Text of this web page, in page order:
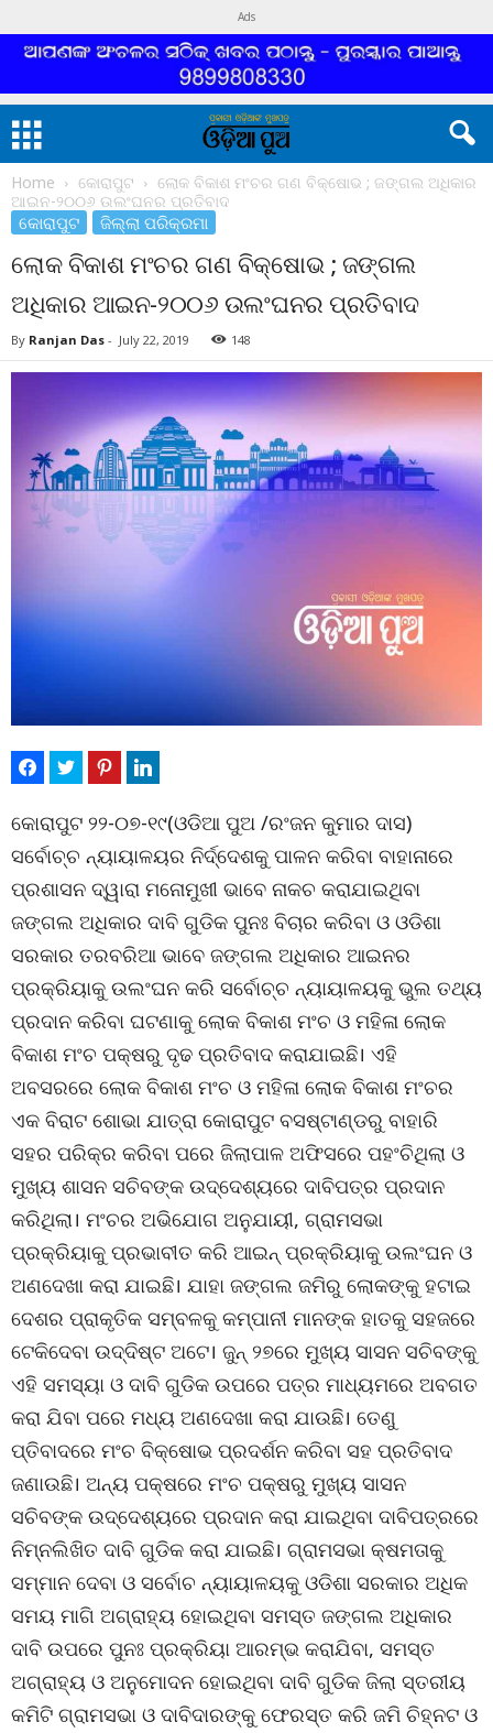
Ads
Home କୋରାପୁଟ
ଲୋକ ବିକାଶ ମଂଚର ଗଣ ବିକ୍ଷୋଭ ; ଜଙ୍ଗଲ ଅଧିକାର
ଆଇନ-୨୦୦୬ ଉଲଂଘନର ପ୍ରତିବାଦ
କୋରାପୁଟ ଜିଲ୍ଲା ପରିକ୍ରମା
ଲୋକ ବିକାଶ ମଂଚର ଗଣ ବିକ୍ଷୋଭ ; ଜଙ୍ଗଲ
ଅଧିକାର ଆଇନ-୨୦୦୬ ଉଲଂଘନର ପ୍ରତିବାଦ
By Ranjan Das - July 22, 2019 148
କୋରାପୁଟ ୨୨-୦୭-୧୯(ଓଡିଆ ପୁଅ /ରଂଜନ କୁମାର ଦାସ)
ସର୍ବୋଚ୍ଚ ନ୍ୟାୟାଳୟର ନିର୍ଦ୍ଦେଶକୁ ପାଳନ କରିବା ବାହାନାରେ
ପ୍ରଶାସନ ଦ୍ୱାରା ମନୋମୁଖୀ ଭାବେ ନାକଚ କରାଯାଇଥିବା
ଜଙ୍ଗଲ ଅଧିକାର ଦାବି ଗୁଡିକ ପୁନଃ ବିଚାର କରିବା ଓ ଓଡିଶା
ସରକାର ତରବରିଆ ଭାବେ ଜଙ୍ଗଲ ଅଧିକାର ଆଇନର
ପ୍ରକ୍ରିୟାକୁ ଉଲଂଘନ କରି ସର୍ବୋଚ୍ଚ ନ୍ୟାୟାଳୟକୁ ଭୁଲ ତଥ୍ୟ
ପ୍ରଦାନ କରିବା ଘଟଣାକୁ ଲୋକ ବିକାଶ ମଂଚ ଓ ମହିଳା ଲୋକ
ବିକାଶ ମଂଚ ପକ୍ଷରୁ ଦୃଢ ପ୍ରତିବାଦ କରାଯାଇଛି। ଏହି
ଅବସରରେ ଲୋକ ବିକାଶ ମଂଚ ଓ ମହିଳା ଲୋକ ବିକାଶ ମଂଚର
ଏକ ବିରାଟ ଶୋଭା ଯାତ୍ରା କୋରାପୁଟ ବସଷ୍ଟାଣ୍ଡରୁ ବାହାରି
ସହର ପରିକ୍ର କରିବା ପରେ ଜିଲାପାଳ ଅଫିସରେ ପହଂଚିଥିଲା ଓ
ମୁଖ୍ୟ ଶାସନ ସଚିବଙ୍କ ଉଦ୍ଦେଶ୍ୟରେ ଦାବିପତ୍ର ପ୍ରଦାନ
କରିଥିଲା। ମଂଚର ଅଭିଯୋଗ ଅନୁଯାୟୀ, ଗ୍ରାମସଭା
ପ୍ରକ୍ରିୟାକୁ ପ୍ରଭାବୀତ କରି ଆଇନ୍ ପ୍ରକ୍ରିୟାକୁ ଉଲଂଘନ ଓ
ଅଣଦେଖା କରା ଯାଇଛି। ଯାହା ଜଙ୍ଗଲ ଜମିରୁ ଲୋକଙ୍କୁ ହଟାଇ
ଦେଶର ପ୍ରାକୃତିକ ସମ୍ବଳକୁ କମ୍ପାନୀ ମାନଙ୍କ ହାତକୁ ସହଜରେ
ଟେକିଦେବା ଉଦ୍ଦିଷ୍ଟ ଅଟେ। ଜୁନ୍ ୨୭ରେ ମୁଖ୍ୟ ସାସନ ସଚିବଙ୍କୁ
ଏହି ସମସ୍ୟା ଓ ଦାବି ଗୁଡିକ ଉପରେ ପତ୍ର ମାଧ୍ୟମରେ ଅବଗତ
କରା ଯିବା ପରେ ମଧ୍ୟ ଅଣଦେଖା କରା ଯାଉଛି। ତେଣୁ
ପ୍ତିବାଦରେ ମଂଚ ବିକ୍ଷୋଭ ପ୍ରଦର୍ଶନ କରିବା ସହ ପ୍ରତିବାଦ
ଜଣାଉଛି। ଅନ୍ୟ ପକ୍ଷରେ ମଂଚ ପକ୍ଷରୁ ମୁଖ୍ୟ ସାସନ
ସଚିବଙ୍କ ଉଦ୍ଦେଶ୍ୟରେ ପ୍ରଦାନ କରା ଯାଇଥିବା ଦାବିପତ୍ରରେ
ନିମ୍ନଲିଖିତ ଦାବି ଗୁଡିକ କରା ଯାଇଛି। ଗ୍ରାମସଭା କ୍ଷମତାକୁ
ସମ୍ମାନ ଦେବା ଓ ସର୍ବୋଚ ନ୍ୟାୟାଳୟକୁ ଓଡିଶା ସରକାର ଅଧିକ
ସମୟ ମାଗି ଅଗ୍ରାହ୍ୟ ହୋଇଥିବା ସମସ୍ତ ଜଙ୍ଗଲ ଅଧିକାର
ଦାବି ଉପରେ ପୁନଃ ପ୍ରକ୍ରିୟା ଆରମ୍ଭ କରାଯିବା, ସମସ୍ତ
ଅଗ୍ରାହ୍ୟ ଓ ଅନୁମୋଦନ ହୋଇଥିବା ଦାବି ଗୁଡିକ ଜିଲା ସ୍ତରୀୟ
କମିଟି ଗ୍ରାମସଭା ଓ ଦାବିଦାରଙ୍କୁ ଫେରସ୍ତ କରି ଜମି ଚିହ୍ନଟ ଓ